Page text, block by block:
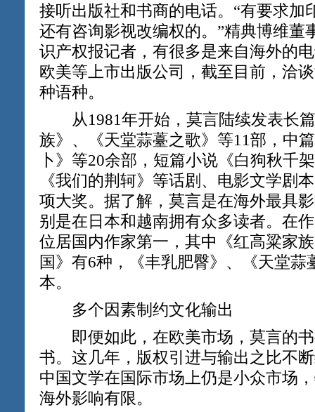
接听出版社和书商的电话。“有要求加
还有咨询影视改编权的。”精典博维董
识产权报记者，有很多是来自海外的
欧美等上市出版公司，截至目前，洽
种语种。
从1981年开始，莫言陆续发表长篇
族》、《天堂蒜薹之歌》等11部，中
卜》等20余部，短篇小说《白狗秋千
《我们的荆轲》等话剧、电影文学剧
项大奖。据了解，莫言是在海外最具
别是在日本和越南拥有众多读者。在
位居国内作家第一，其中《红高粱家
国》有6种，《丰乳肥臀》、《天堂蒜
本。
多个因素制约文化输出
即便如此，在欧美市场，莫言的书
书。这几年，版权引进与输出之比不
中国文学在国际市场上仍是小众市场
海外影响有限。